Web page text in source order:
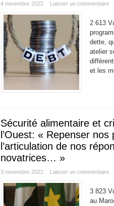
4 novembre 2022 Laisser un commentaire
2 613
dette,
atelier
et les
Sécurité alimentaire et
l’Ouest: « Repenser
l’articulation de nos
novatrices… »
3 novembre 2022 Laisser un commentaire
3 823
au